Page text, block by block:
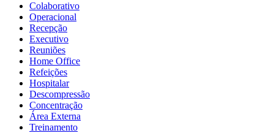
Colaborativo
Operacional
Recepção
Executivo
Reuniões
Home Office
Refeições
Hospitalar
Descompressão
Concentração
Área Externa
Treinamento